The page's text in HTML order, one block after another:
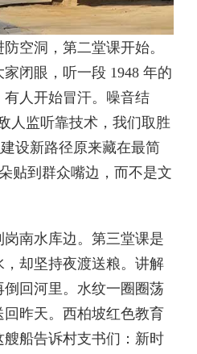
洞，第二堂课开始。
闭眼，听一段 1948 年的
人开始冒汗。噪音结
人监听靠技术，我们取胜
设新路径原来藏在最简
到群众嘴边，而不是文
南水库边。第三堂课是
却坚持夜渡送粮。讲解
倒回河里。水纹一圈圈荡
昨天。西柏坡红色教育
船告诉村支书们：新时